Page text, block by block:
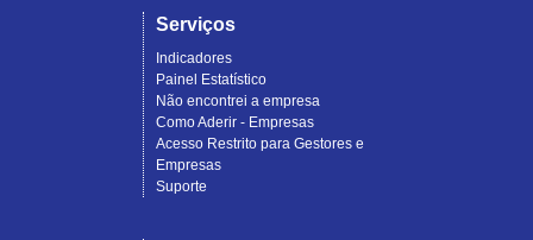
Serviços
Indicadores
Painel Estatístico
Não encontrei a empresa
Como Aderir - Empresas
Acesso Restrito para Gestores e
Empresas
Suporte